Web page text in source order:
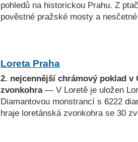
pohledů na historickou Prahu. Z
pověstné pražské mosty a
Loreta Praha
2. nejcennější chrámový poklad v
zvonkohra— V Loretě je uložen
Diamantovou monstrancí s 6222
hraje loretánská zvonkohra se 30